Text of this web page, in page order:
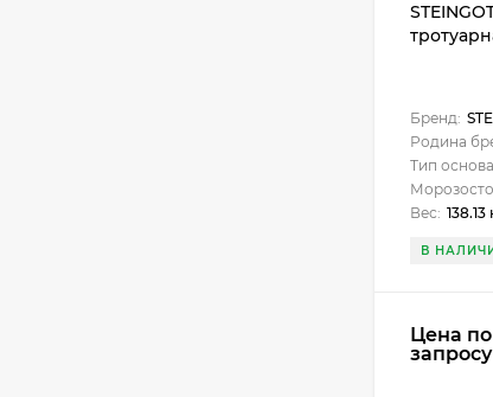
Бренд:
Родина
Тип
Вес: 138.13
В
Цена по
запросу